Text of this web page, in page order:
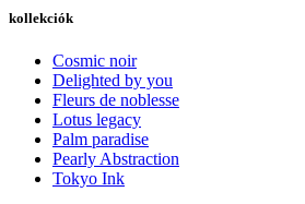
kollekciók
Cosmic noir
Delighted by you
Fleurs de noblesse
Lotus legacy
Palm paradise
Pearly Abstraction
Tokyo Ink